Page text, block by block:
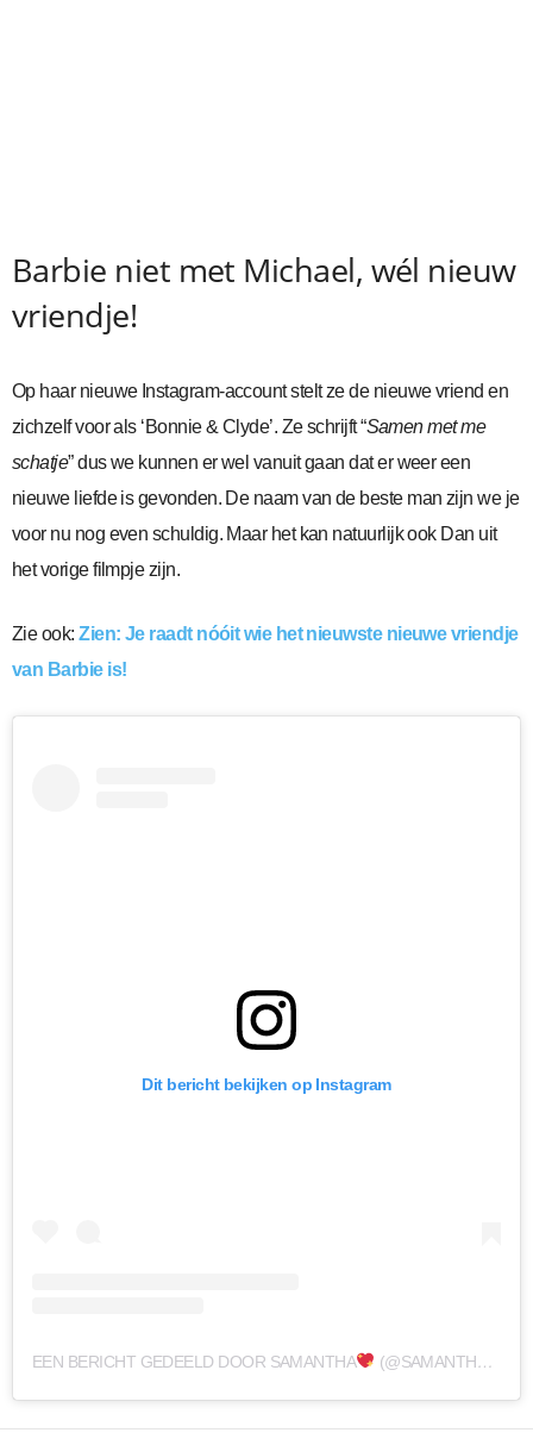
Barbie niet met Michael, wél nieuw
vriendje!
Op haar nieuwe Instagram-account stelt ze de nieuwe vriend en
zichzelf voor als ‘Bonnie & Clyde’. Ze schrijft “Samen met me
schatje” dus we kunnen er wel vanuit gaan dat er weer een
nieuwe liefde is gevonden. De naam van de beste man zijn we je
voor nu nog even schuldig. Maar het kan natuurlijk ook Dan uit
het vorige filmpje zijn.
Zie ook:Zien: Je raadt nóóit wie het nieuwste nieuwe vriendje
van Barbie is!
Dit bericht bekijken op Instagram
EEN BERICHT GEDEELD DOOR SAMANTHA (@SAMANTHA_DE_JONG31)